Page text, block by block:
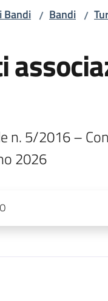
Bandi / Bandi /
n. 5/2016 –
2026